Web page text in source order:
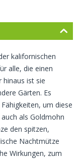
kalifornischen
alle, die einen
hinaus ist sie
Gärten. Es
um diese
als Goldmohn
den spitzen,
Nachtmütze
Wirkungen, zum